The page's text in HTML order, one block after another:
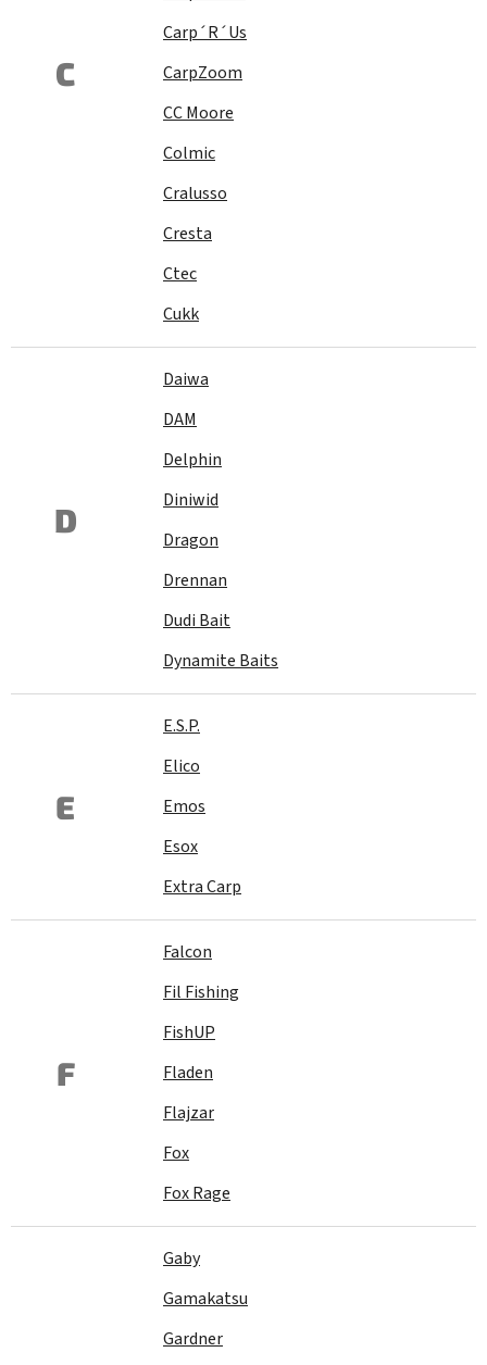
C
Carp´R´Us
CarpZoom
CC Moore
Colmic
Cralusso
Cresta
Ctec
Cukk
D
Daiwa
DAM
Delphin
Diniwid
Dragon
Drennan
Dudi Bait
Dynamite Baits
E
E.S.P.
Elico
Emos
Esox
Extra Carp
F
Falcon
Fil Fishing
FishUP
Fladen
Flajzar
Fox
Fox Rage
Gaby
Gamakatsu
Gardner